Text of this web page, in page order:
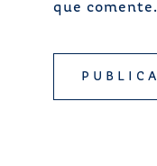
que comente.